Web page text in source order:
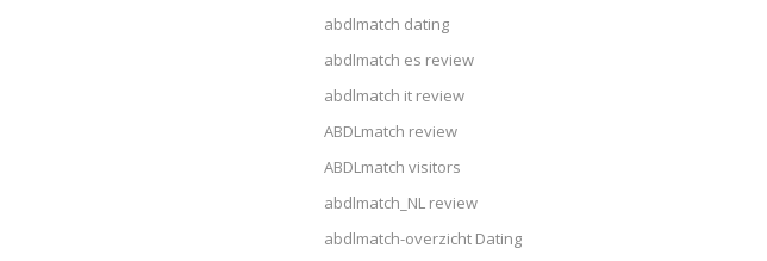
abdlmatch dating
abdlmatch es review
abdlmatch it review
ABDLmatch review
ABDLmatch visitors
abdlmatch_NL review
abdlmatch-overzicht Dating